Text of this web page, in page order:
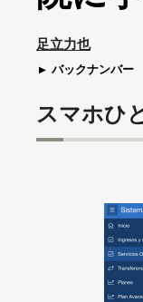
足立力也
バックナンバー
スマホひ